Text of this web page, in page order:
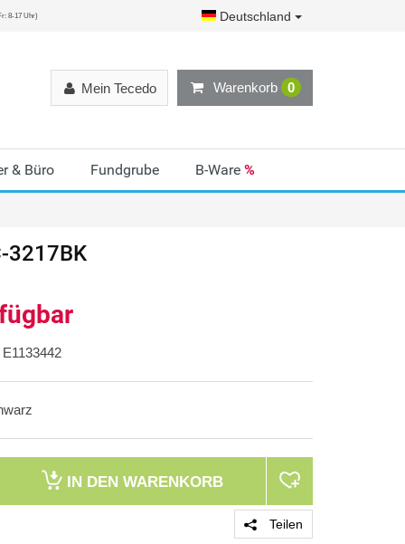
8-17 Uhr) Deutschland
Warenkorb 0
Mein Tecedo
& Büro Fundgrube B-Ware %
3217BK
E1133442
IN DEN WARENKORB
Teilen